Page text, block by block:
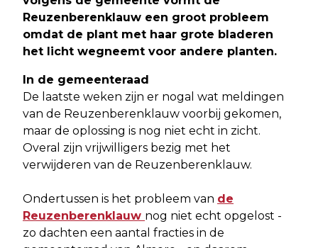
Reuzenberenklauw een groot probleem
omdat de plant met haar grote bladeren
het licht wegneemt voor andere planten.
In de gemeenteraad
De laatste weken zijn er nogal wat meldingen
van de Reuzenberenklauw voorbij gekomen,
maar de oplossing is nog niet echt in zicht.
Overal zijn vrijwilligers bezig met het
verwijderen van de Reuzenberenklauw.
Ondertussen is het probleem van de
Reuzenberenklauw nog niet echt opgelost -
zo dachten een aantal fracties in de